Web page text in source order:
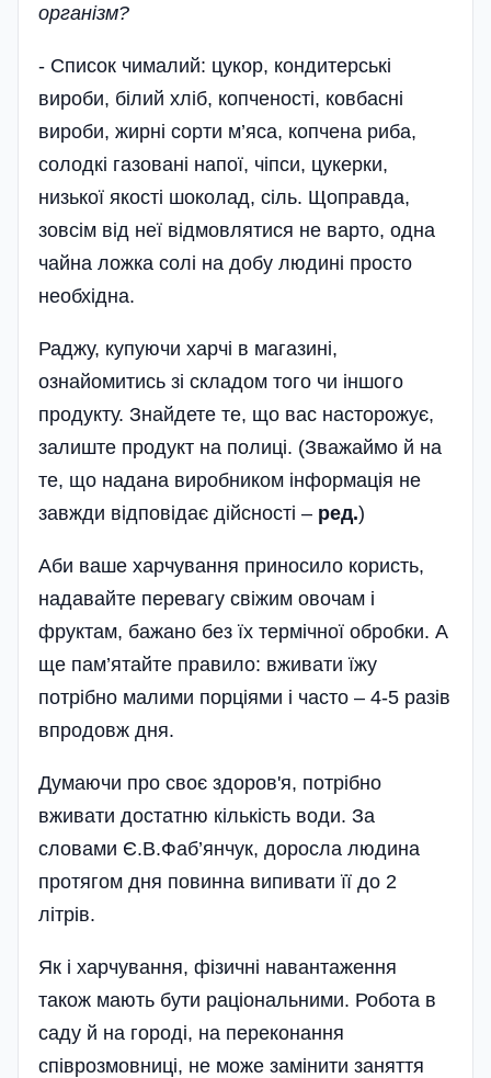
організм?
- Список чималий: цукор, кондитерські
вироби, білий хліб, копченості, ковбасні
вироби, жирні сорти м’яса, копчена риба,
солодкі газовані напої, чіпси, цукерки,
низької якості шоколад, сіль. Що­правда,
зовсім від неї відмовлятися не варто, одна
чайна ложка солі на добу людині просто
необхідна­.
Раджу, купуючи харчі в магазині,
ознайомитись зі складом того чи іншого
продукту. Знайдете те, що вас насторожує,
залиште продукт на полиці. (Зважаймо й на
те, що надана виробником інформація не
завжди відповідає дійсності – ред.)
Аби ваше харчування приносило користь,
надавайте перевагу свіжим овочам і
фруктам, бажано­ без їх термічної обробки. А
ще пам’ятайте правило: вживати їжу
потрібно малими порціями і часто – 4-5 разів
впродовж дня.
Думаючи про своє здоро­в'я, потрібно
вживати достат­ню кількість води. За
словами Є.В.Фаб’янчук, доросла людина
протягом дня повинна випивати її до 2
літрів.
Як і харчування, фізичні навантаження
також мають бути раціональними. Робота в
саду й на городі, на переконання
співрозмовниці, не може замінити заняття